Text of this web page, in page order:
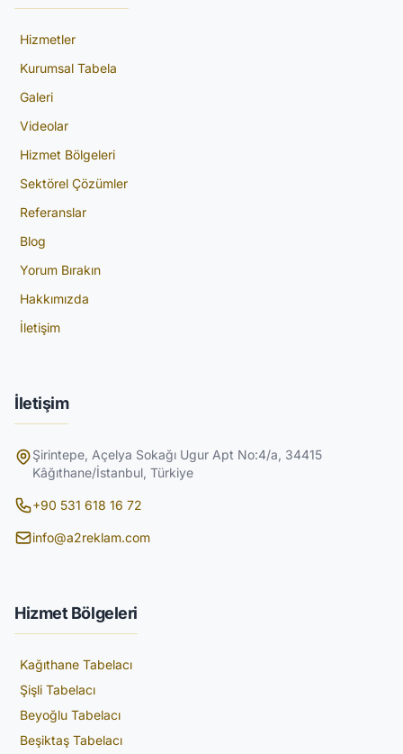
Hizmetler
Kurumsal Tabela
Galeri
Videolar
Hizmet Bölgeleri
Sektörel Çözümler
Referanslar
Blog
Yorum Bırakın
Hakkımızda
İletişim
İletişim
Şirintepe, Açelya Sokağı Ugur Apt No:4/a, 34415
Kâğıthane/İstanbul, Türkiye
+90 531 618 16 72
info@a2reklam.com
Hizmet Bölgeleri
Kağıthane Tabelacı
Şişli Tabelacı
Beyoğlu Tabelacı
Beşiktaş Tabelacı